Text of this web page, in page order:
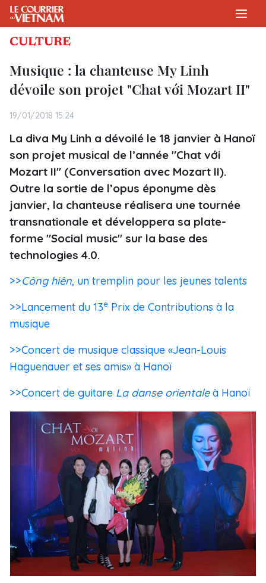
CULTURE
Musique : la chanteuse My Linh
dévoile son projet "Chat với Mozart II"
19/01/2018 15:24
La diva My Linh a dévoilé le 18 janvier à Hanoï
son projet musical de l’année "Chat với
Mozart II" (Conversation avec Mozart II).
Outre la sortie de l’opus éponyme dès
janvier, la chanteuse réalisera une tournée
transnationale et développera sa plate-
forme "Social music" sur la base des
technologies 4.0.
>>Công hiên, un tremplin pour les jeunes talents
>>Lancement du 13e Prix de Contributions à la
musique
>>Concert de musique classique «Jean-Louis
Haguenauer et ses amis» à Hanoï
>>Concert de guitare La danse orientaleà Hanoï